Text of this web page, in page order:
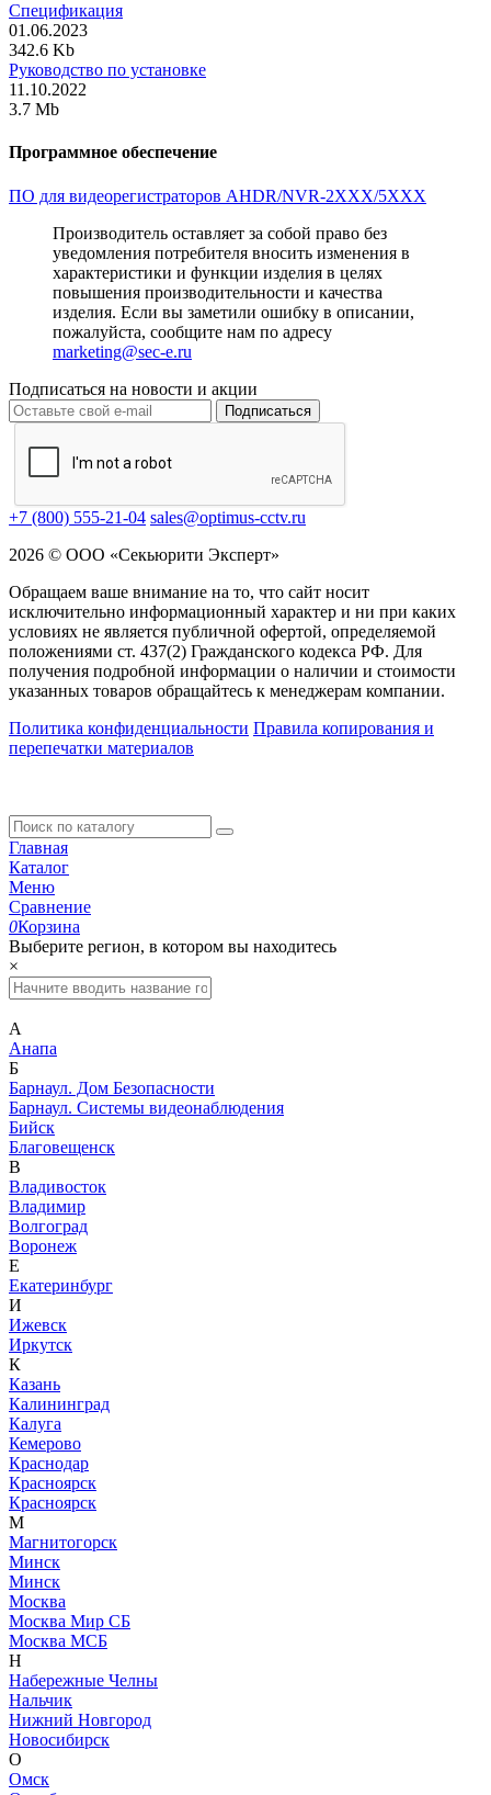
Спецификация
01.06.2023
342.6 Kb
Руководство по установке
11.10.2022
3.7 Mb
Программное обеспечение
ПО для видеорегистраторов AHDR/NVR-2XXX/5XXX
Производитель оставляет за собой право без
уведомления потребителя вносить изменения в
характеристики и функции изделия в целях
повышения производительности и качества
изделия. Если вы заметили ошибку в описании,
пожалуйста, сообщите нам по адресу
marketing@sec-e.ru
Подписаться на новости и акции
Подписаться
+7 (800) 555-21-04 sales@optimus-cctv.ru
2026 © ООО «Секьюрити Эксперт»
Обращаем ваше внимание на то, что сайт носит
исключительно информационный характер и ни при каких
условиях не является публичной офертой, определяемой
положениями ст. 437(2) Гражданского кодекса РФ. Для
получения подробной информации о наличии и стоимости
указанных товаров обращайтесь к менеджерам компании.
Политика конфиденциальности Правила копирования и
перепечатки материалов
Главная
Каталог
Меню
Сравнение
0Корзина
Выберите регион, в котором вы находитесь
×
А
Анапа
Б
Барнаул. Дом Безопасности
Барнаул. Системы видеонаблюдения
Бийск
Благовещенск
В
Владивосток
Владимир
Волгоград
Воронеж
Е
Екатеринбург
И
Ижевск
Иркутск
К
Казань
Калининград
Калуга
Кемерово
Краснодар
Красноярск
Красноярск
М
Магнитогорск
Минск
Минск
Москва
Москва Мир СБ
Москва МСБ
Н
Набережные Челны
Нальчик
Нижний Новгород
Новосибирск
О
Омск